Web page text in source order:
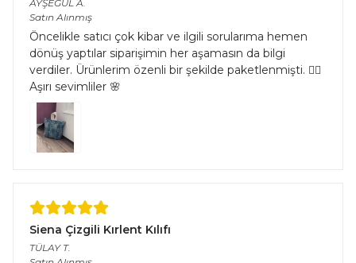
AYŞEGÜL A.
Satın Alınmış
Öncelikle satıcı çok kibar ve ilgili sorularıma hemen
dönüş yaptılar siparişimin her aşamasın da bilgi
verdiler. Ürünlerim özenli bir şekilde paketlenmişti. 👌🏻
Aşırı sevimliler 🌸
Siena Çizgili Kırlent Kılıfı
TÜLAY T.